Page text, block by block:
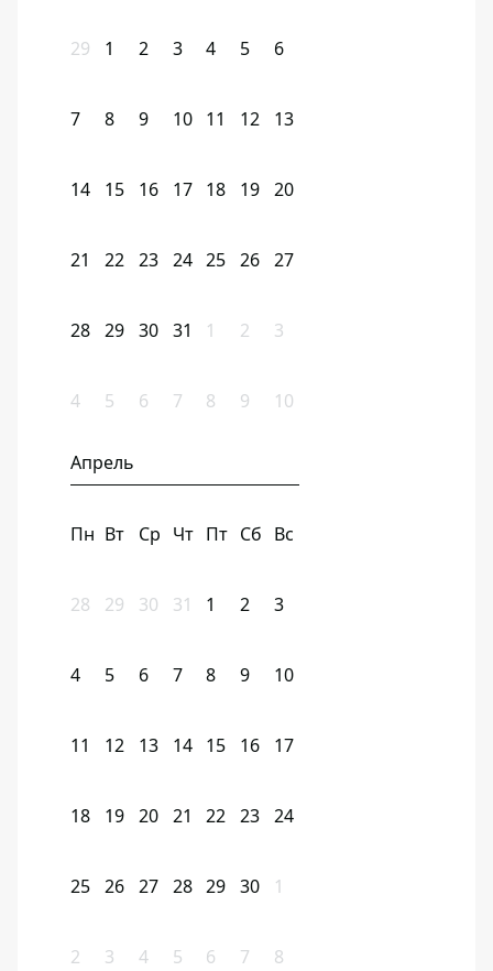
29 1 2 3 4 5 6
7 8 9 10 11 12 13
14 15 16 17 18 19 20
21 22 23 24 25 26 27
28 29 30 31 1 2 3
4 5 6 7 8 9 10
Апрель
Пн Вт Ср Чт Пт Сб Вс
28 29 30 31 1 2 3
4 5 6 7 8 9 10
11 12 13 14 15 16 17
18 19 20 21 22 23 24
25 26 27 28 29 30 1
2 3 4 5 6 7 8